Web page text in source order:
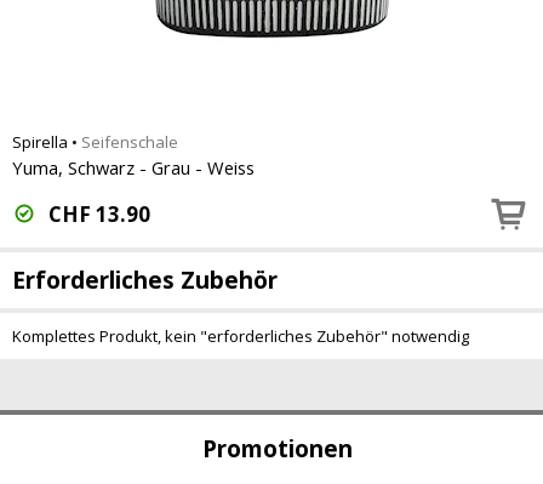
Promotionen
Spirella • Seifenschale
Yuma, Schwarz - Grau - Weiss
CHF 13.90
Erforderliches Zubehör
Komplettes Produkt, kein "erforderliches Zubehör" notwendig